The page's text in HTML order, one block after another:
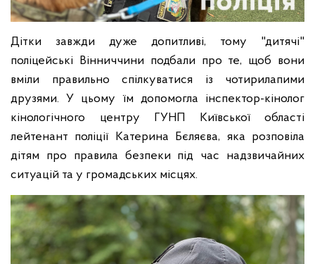
Дітки завжди дуже допитливі, тому "дитячі"
поліцейські Вінниччини подбали про те, щоб вони
вміли правильно спілкуватися із чотирилапими
друзями. У цьому їм допомогла інспектор-кінолог
кінологічного центру ГУНП Київської області
лейтенант поліції Катерина Бєляєва, яка розповіла
дітям про правила безпеки під час надзвичайних
ситуацій та у громадських місцях.